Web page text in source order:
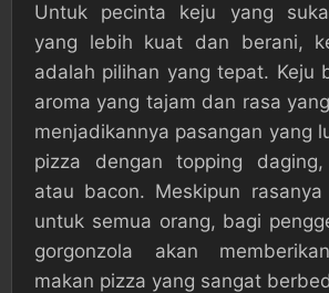
Untuk pecinta keju yang
yang lebih kuat dan berani,
adalah pilihan yang tepat. Keju
aroma yang tajam dan rasa
menjadikannya pasangan yang
pizza dengan topping
atau bacon. Meskipun
untuk semua orang, bagi
gorgonzola akan
makan pizza yang sangat